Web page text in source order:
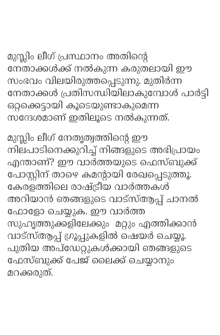
മുസ്ലിം ലീഗ് പ്രസ്ഥാനം അതിന്റെ
നേതാക്കൾക്ക് നൽകുന്ന കരുതലായി ഈ
സംഭവം വിലയിരുത്തപ്പെടുന്നു. മുതിർന്ന
നേതാക്കൾ പ്രതിസന്ധിയിലാകുമ്പോൾ പാർട്ടി
ഒറ്റക്കെട്ടായി കൂടെയുണ്ടാകുമെന്ന
സന്ദേശമാണ് ഇതിലൂടെ നൽകുന്നത്.
മുസ്ലിം ലീഗ് നേതൃത്വത്തിന്റെ ഈ
നിലപാടിനെക്കുറിച്ച് നിങ്ങളുടെ അഭിപ്രായം
എന്താണ്? ഈ വാർത്തയുടെ ഫെസ്ബുക്ക്
പോസ്റ്റിന് താഴെ കമന്റായി രേഖപ്പെടുത്തൂ.
കേരളത്തിലെ രാഷ്ട്രീയ വാർത്തകൾ
അറിയാൻ ഞങ്ങളുടെ വാട്സ്ആപ്പ് ചാനൽ
ഫോളോ ചെയ്യുക. ഈ വാർത്ത
സുഹൃത്തുക്കളിലേക്കും മറ്റും എത്തിക്കാൻ
വാട്സ്ആപ്പ് ഗ്രൂപ്പുകളിൽ ഷെയർ ചെയ്യൂ.
പുതിയ അപ്‌ഡേറ്റുകൾക്കായി ഞങ്ങളുടെ
ഫേസ്ബുക്ക് പേജ് ലൈക്ക് ചെയ്യാനും
മറക്കരുത്.